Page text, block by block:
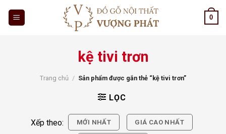
0
kệ tivi trơn
Trang chủ / Sản phẩm được gắn thẻ “kệ tivi trơn”
LỌC
Xếp theo: MỚI NHẤT GIÁ CAO NHẤT